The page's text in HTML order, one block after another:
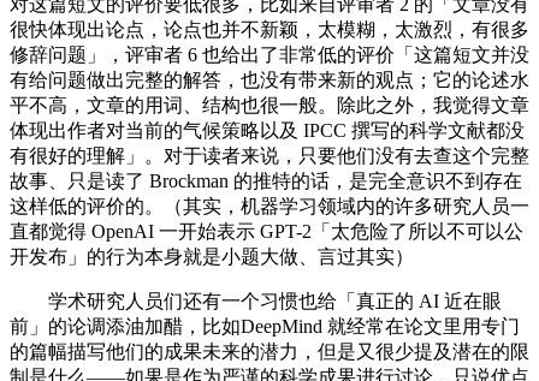
很快体现出论点，论点也并不新颖，太模糊，太激烈，有很多
修辞问题」，评审者 6 也给出了非常低的评价「这篇短文并没
有给问题做出完整的解答，也没有带来新的观点；它的论述水
平不高，文章的用词、结构也很一般。除此之外，我觉得文章
体现出作者对当前的气候策略以及 IPCC 撰写的科学文献都没
有很好的理解」。对于读者来说，只要他们没有去查这个完整
故事、只是读了 Brockman 的推特的话，是完全意识不到存在
这样低的评价的。（其实，机器学习领域内的许多研究人员一
直都觉得 OpenAI 一开始表示 GPT-2「太危险了所以不可以公
开发布」的行为本身就是小题大做、言过其实）
学术研究人员们还有一个习惯也给「真正的 AI 近在眼
前」的论调添油加醋，比如DeepMind 就经常在论文里用专门
的篇幅描写他们的成果未来的潜力，但是又很少提及潜在的限
制是什么——如果是作为严谨的科学成果进行讨论，只说优点